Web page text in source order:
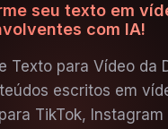
seu texto em
com IA!
Texto para Vídeo da
escritos em
TikTok, Instagram